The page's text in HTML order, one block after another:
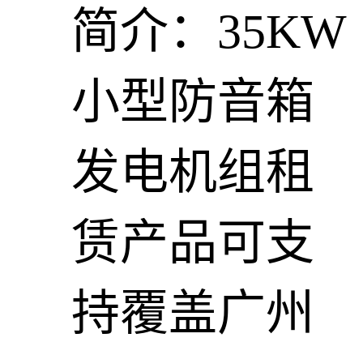
简介：35KW
小型防音箱
发电机组租
赁产品可支
持覆盖广州